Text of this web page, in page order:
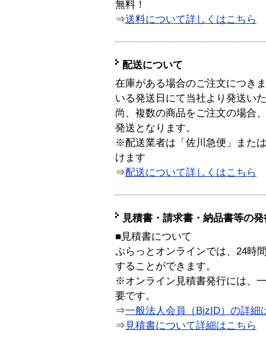
無料！
⇒送料について詳しくはこちら
配送について
在庫がある場合のご注文につき
いる発送日にて当社より発送い
尚、複数の商品をご注文の場合
発送となります。
※配送業者は「佐川急便」また
けます
⇒配送について詳しくはこちら
見積書・請求書・納品書等の
■見積書について
ぷらっとオンラインでは、24時
することができます。
※オンライン見積書発行には、
要です。
⇒一般法人会員（BizID）の詳細
⇒ 見積書について詳細はこちら